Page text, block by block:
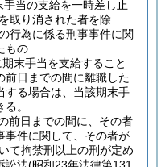
当の支給を一時差し止
取り消された者を除
行為に係る刑事事件に関
もの
末手当を支給すること
前日までの間に離職した
する場合は、当該期末手
。
前日までの間に、その者
事件に関して、その者が
て拘禁刑以上の刑が定め